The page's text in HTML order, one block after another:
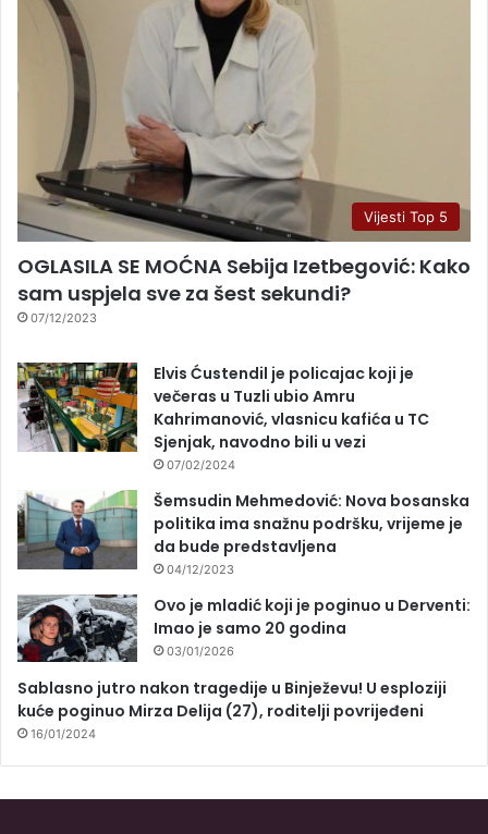
Vijesti Top 5
OGLASILA SE MOĆNA Sebija Izetbegović: Kako
sam uspjela sve za šest sekundi?
07/12/2023
Elvis Ćustendil je policajac koji je
večeras u Tuzli ubio Amru
Kahrimanović, vlasnicu kafića u TC
Sjenjak, navodno bili u vezi
07/02/2024
Šemsudin Mehmedović: Nova bosanska
politika ima snažnu podršku, vrijeme je
da bude predstavljena
04/12/2023
Ovo je mladić koji je poginuo u Derventi:
Imao je samo 20 godina
03/01/2026
Sablasno jutro nakon tragedije u Binježevu! U esploziji
kuće poginuo Mirza Delija (27), roditelji povrijeđeni
16/01/2024